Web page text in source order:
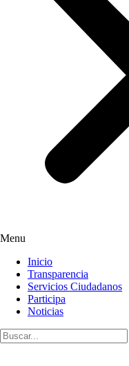
Menu
Inicio
Transparencia
Servicios Ciudadanos
Participa
Noticias